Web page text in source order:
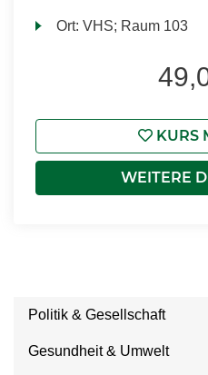
Ort:VHS; Raum 103
KURS
WEITERE
Politik & Gesellschaft
Gesundheit & Umwelt